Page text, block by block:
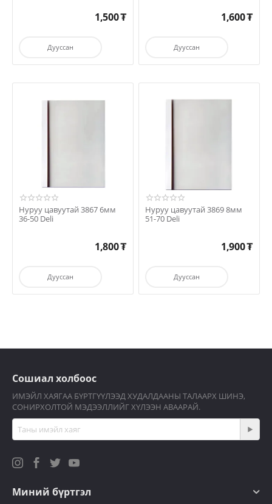
1,500₮
Дууссан
1,600₮
Дууссан
Нуруу цавуутай 3867 6мм
36-50 Deli
1,800₮
Дууссан
Нуруу цавуутай 3869 8мм
51-70 Deli
1,900₮
Дууссан
Сошиал холбоос
ИМЭЙЛ ХАЯГАА БҮРТГҮҮЛЭЭД ХУДАЛДААНЫ ТАЛААРХ ШИНЭ,
СОНИРХОЛТОЙ МЭДЭЭЛЛИЙГ ХҮЛЭЭН АВААРАЙ.
Миний бүртгэл